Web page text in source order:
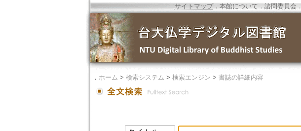
サイトマップ．本館について ． 諮問委員会．
． ホーム > 検索システム > 検索エンジン > 書誌の詳細内容